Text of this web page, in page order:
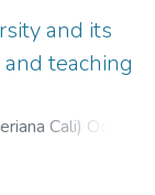
and its
teaching
Cali) Ochoa